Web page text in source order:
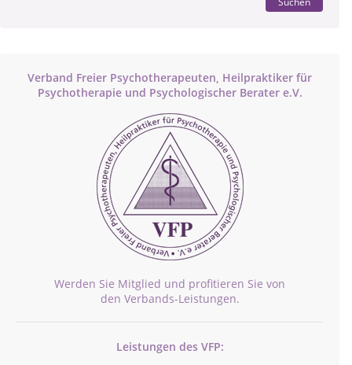
Verband Freier Psychotherapeuten, Heilpraktiker für
Psychotherapie und Psychologischer Berater e.V.
Werden Sie Mitglied und profitieren Sie von
den Verbands-Leistungen.
Leistungen des VFP: